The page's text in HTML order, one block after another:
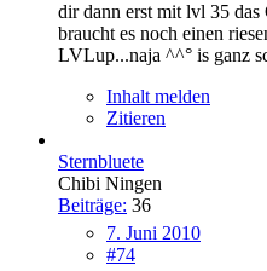
dir dann erst mit lvl 35 das
braucht es noch einen
LVLup...naja ^^° is ganz
Inhalt melden
Zitieren
Sternbluete
Chibi Ningen
Beiträge: 36
7. Juni 2010
#74